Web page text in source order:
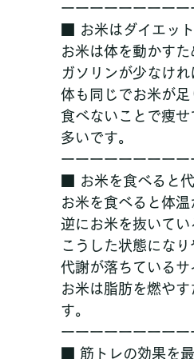
ーーーーーーーー
■ お米はダイエッ
お米は体を動かす
ガソリンが少なけ
体も同じでお米が足
食べないことで痩
多いです。
ーーーーーーーー
■ お米を食べると
お米を食べると体
逆にお米を抜いて
こうした状態になり
代謝が落ちているサ
お米は脂肪を燃や
す。
ーーーーーーーー
■ 筋トレの効果を